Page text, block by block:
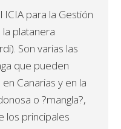
ICIA para la Gestión
platanera
Son varias las
que pueden
Canarias y en la
o ?mangla?,
los principales